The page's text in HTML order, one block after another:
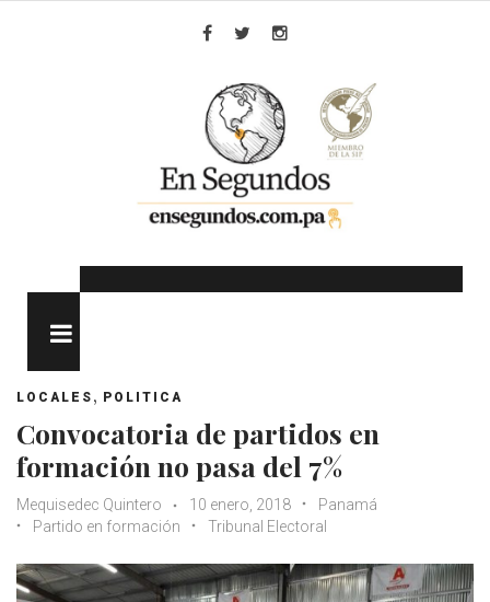
LOCALES , POLITICA
Convocatoria de partidos en
formación no pasa del 7%
Mequisedec Quintero 10 enero, 2018
Panamá
Partido en formación
Tribunal Electoral